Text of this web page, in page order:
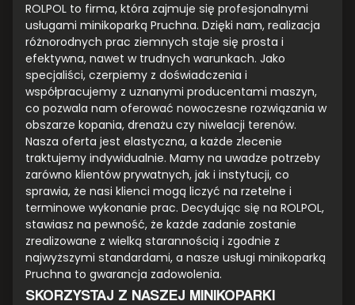
ROLPOL to firma, która zajmuje się profesjonalnymi
usługami minikoparką Pruchna. Dzięki nam, realizacja
różnorodnych prac ziemnych staje się prosta i
efektywna, nawet w trudnych warunkach. Jako
specjaliści, czerpiemy z doświadczenia i
współpracujemy z uznanymi producentami maszyn,
co pozwala nam oferować nowoczesne rozwiązania w
obszarze kopania, drenażu czy niwelacji terenów.
Nasza oferta jest elastyczna, a każde zlecenie
traktujemy indywidualnie. Mamy na uwadze potrzeby
zarówno klientów prywatnych, jak i instytucji, co
sprawia, że nasi klienci mogą liczyć na rzetelne i
terminowe wykonanie prac. Decydując się na ROLPOL,
stawiasz na pewność, że każde zadanie zostanie
zrealizowane z wielką starannością i zgodnie z
najwyższymi standardami, a nasze usługi minikoparką
Pruchna to gwarancja zadowolenia.
SKORZYSTAJ Z NASZEJ MINIKOPARKI